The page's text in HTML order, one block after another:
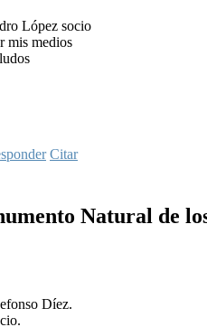
López socio
mis medios
Citar
Natural de
Díez.